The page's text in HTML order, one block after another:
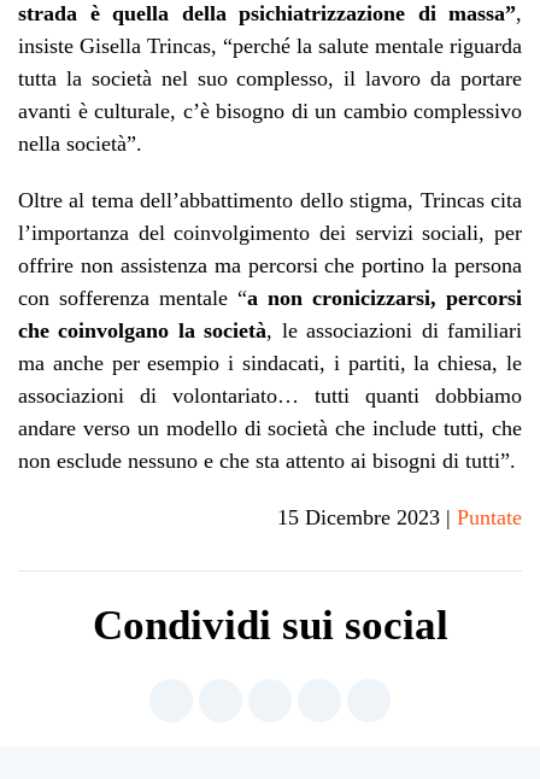
strada è quella della psichiatrizzazione di massa”,
insiste Gisella Trincas, “perché la salute mentale riguarda
tutta la società nel suo complesso, il lavoro da portare
avanti è culturale, c’è bisogno di un cambio complessivo
nella società”.
Oltre al tema dell’abbattimento dello stigma, Trincas cita
l’importanza del coinvolgimento dei servizi sociali, per
offrire non assistenza ma percorsi che portino la persona
con sofferenza mentale “a non cronicizzarsi, percorsi
che coinvolgano la società, le associazioni di familiari
ma anche per esempio i sindacati, i partiti, la chiesa, le
associazioni di volontariato… tutti quanti dobbiamo
andare verso un modello di società che include tutti, che
non esclude nessuno e che sta attento ai bisogni di tutti”.
15 Dicembre 2023 | Puntate
Condividi sui social